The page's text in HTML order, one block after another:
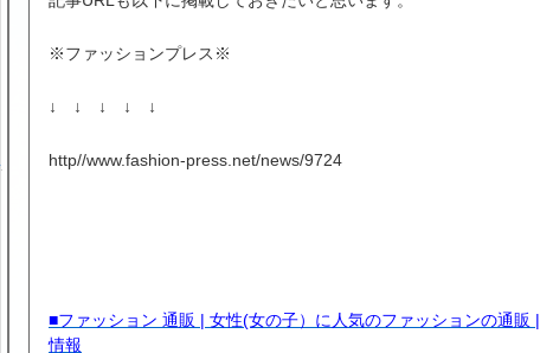
※ファッションプレス※
↓ ↓ ↓ ↓ ↓
http//www.fashion-press.net/news/9724
■ファッション 通販 | 女性(女の子）に人気のファッションの通販 |
情報